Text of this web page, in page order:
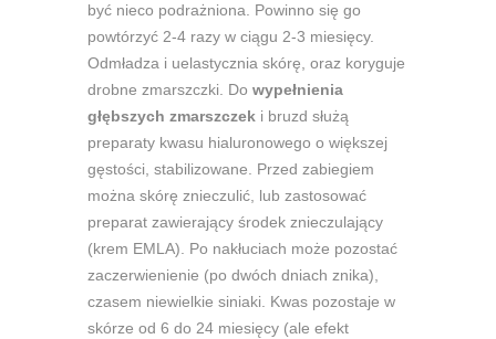
być nieco podrażniona. Powinno się go
powtórzyć 2-4 razy w ciągu 2-3 miesięcy.
Odmładza i uelastycznia skórę, oraz koryguje
drobne zmarszczki. Do wypełnienia
głębszych zmarszczek i bruzd służą
preparaty kwasu hialuronowego o większej
gęstości, stabilizowane. Przed zabiegiem
można skórę znieczulić, lub zastosować
preparat zawierający środek znieczulający
(krem EMLA). Po nakłuciach może pozostać
zaczerwienienie (po dwóch dniach znika),
czasem niewielkie siniaki. Kwas pozostaje w
skórze od 6 do 24 miesięcy (ale efekt